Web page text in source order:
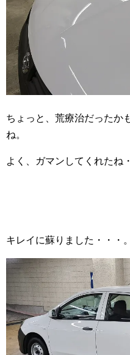
ちょっと、荒療治だったか
ね。
よく、ガマンしてくれたね
キレイに蘇りました・・・。